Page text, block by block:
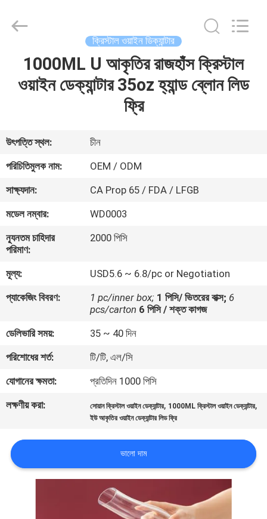
ভিডিও
সম্পর্কে
কারখানা
মান
যোগাযোগ
করুন
সাইট
PRODUCTS
Reserved.
ক্রিস্টাল ওয়াইন ডিক্যান্টার
1000ML U আকৃতির রাজহাঁস ক্রিস্টাল
ওয়াইন ডেক্যান্টার 35oz হ্যান্ড ব্লোন লিড
ফ্রি
উৎপত্তি স্থল:
চীন
পরিচিতিমুলক নাম:
OEM / ODM
সাক্ষ্যদান:
CA Prop 65 / FDA / LFGB
মডেল নম্বার:
WD0003
ন্যূনতম চাহিদার
পরিমাণ:
2000 পিসি
মূল্য:
USD5.6 ~ 6.8/pc or Negotiation
প্যাকেজিং বিবরণ:
1 pc/inner box; 1 পিসি/ ভিতরের বাক্স; 6
pcs/carton 6 পিসি / শক্ত কাগজ
ডেলিভারি সময়:
35 ~ 40 দিন
পরিশোধের শর্ত:
টি/টি, এল/সি
যোগানের ক্ষমতা:
প্রতিদিন 1000 পিসি
লক্ষণীয় করা:
সোয়ান ক্রিস্টাল ওয়াইন ডেক্যান্টার, 1000ML ক্রিস্টাল ওয়াইন ডেক্যান্টার,
ইউ আকৃতির ওয়াইন ডেক্যান্টার লিড ফ্রি
ভালো দাম